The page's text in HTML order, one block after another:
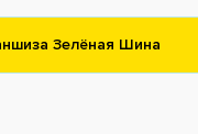
Зелёная Шина